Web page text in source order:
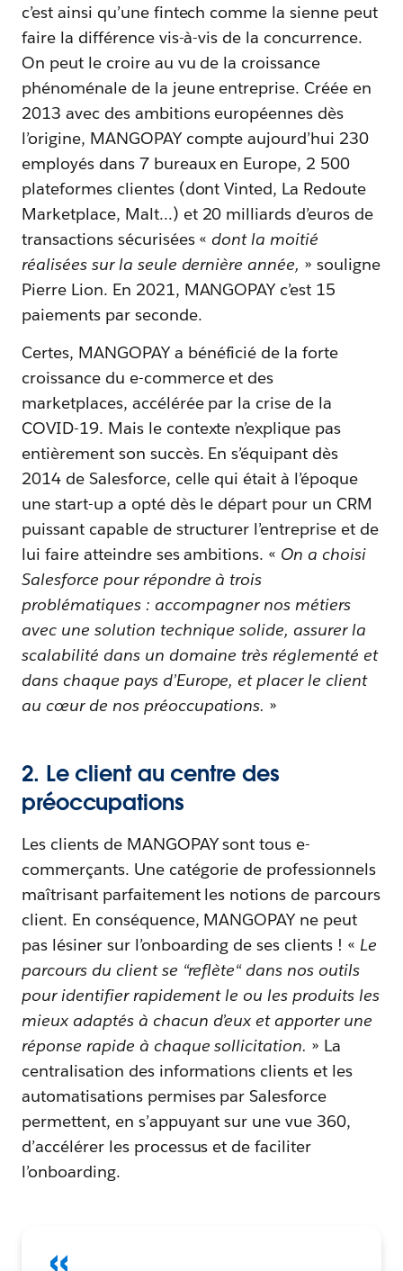
c’est ainsi qu’une fintech comme la sienne peut
faire la différence vis-à-vis de la concurrence.
On peut le croire au vu de la croissance
phénoménale de la jeune entreprise. Créée en
2013 avec des ambitions européennes dès
l’origine, MANGOPAY compte aujourd’hui 230
employés dans 7 bureaux en Europe, 2 500
plateformes clientes (dont Vinted, La Redoute
Marketplace, Malt…) et 20 milliards d’euros de
transactions sécurisées «dont la moitié
réalisées sur la seule dernière année, » souligne
Pierre Lion. En 2021, MANGOPAY c’est 15
paiements par seconde.
Certes, MANGOPAY a bénéficié de la forte
croissance du e-commerce et des
marketplaces, accélérée par la crise de la
COVID-19. Mais le contexte n’explique pas
entièrement son succès. En s’équipant dès
2014 de Salesforce, celle qui était à l’époque
une start-up a opté dès le départ pour un CRM
puissant capable de structurer l’entreprise et de
lui faire atteindre ses ambitions. « On a choisi
Salesforce pour répondre à trois
problématiques : accompagner nos métiers
avec une solution technique solide, assurer la
scalabilité dans un domaine très réglementé et
dans chaque pays d’Europe, et placer le client
au cœur de nos préoccupations. »
2. Le client au centre des
préoccupations
Les clients de MANGOPAY sont tous e-
commerçants. Une catégorie de professionnels
maîtrisant parfaitement les notions de parcours
client. En conséquence, MANGOPAY ne peut
pas lésiner sur l’onboarding de ses clients ! « Le
parcours du client se “reflète“ dans nos outils
pour identifier rapidement le ou les produits les
mieux adaptés à chacun d’eux et apporter une
réponse rapide à chaque sollicitation. » La
centralisation des informations clients et les
automatisations permises par Salesforce
permettent, en s’appuyant sur une vue 360,
d’accélérer les processus et de faciliter
l’onboarding.